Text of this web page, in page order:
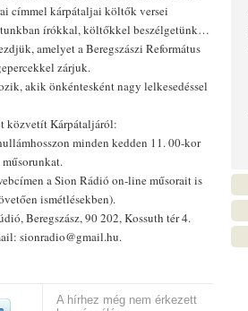
címmel kárpátaljai költők versei
írókkal, költőkkel beszélgetünk…
amelyet a Beregszászi Református
zárjuk.
akik önkéntesként nagy lelkesedéssel
közvetít Kárpátaljáról:
minden kedden 11. 00-kor
a Sion Rádió on-line műsorait is
ismétlésekben).
Beregszász, 90 202, Kossuth tér 4.
sionradio@gmail.hu.
A hírhez még nem érkezett